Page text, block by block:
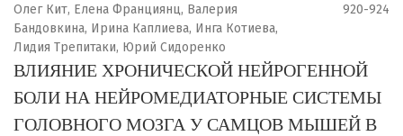
Олег Кит, Елена Франциянц, Валерия
Бандовкина, Ирина Каплиева, Инга Котиева,
Лидия Трепитаки, Юрий Сидоренко
920-924
ВЛИЯНИЕ ХРОНИЧЕСКОЙ НЕЙРОГЕННОЙ
БОЛИ НА НЕЙРОМЕДИАТОРНЫЕ СИСТЕМЫ
ГОЛОВНОГО МОЗГА У САМЦОВ МЫШЕЙ В